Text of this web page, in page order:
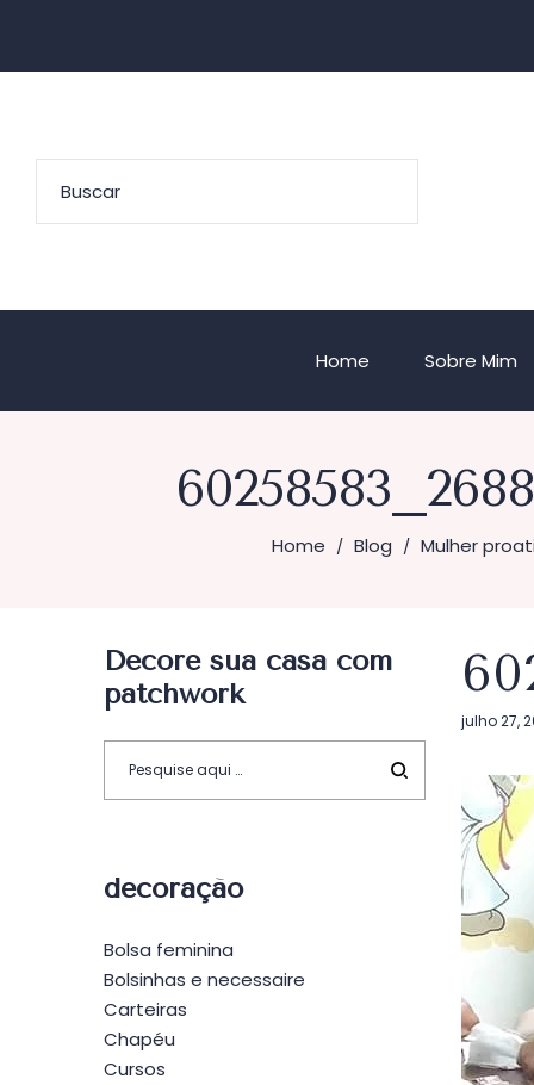
Home Sobre Mim
Home / Blog / Mulher
Postado
julho 27,
Decore sua casa com
patchwork
decoração
Bolsa feminina
Bolsinhas e necessaire
Carteiras
Chapéu
Cursos